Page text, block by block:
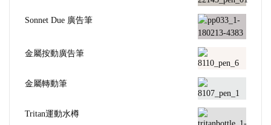
Sonnet Due 廣告筆
金屬按動廣告筆
金屬轉動筆
Tritan運動水樽